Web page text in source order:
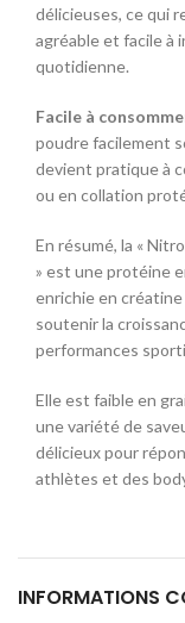
délicieuses, ce qui
agréable et facile à
quotidienne.
Facile à
poudre facilement
devient pratique à
ou en collation
En résumé, la «
» est une protéine
enrichie en
soutenir la
performances
Elle est faible en
une variété de
délicieux pour
athlètes et des
INFORMATIONS